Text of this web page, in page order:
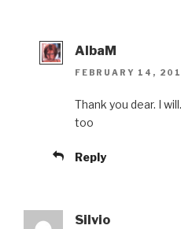
AlbaM
FEBRUARY 14,
Thank you dear. I
too
Reply
Silvio